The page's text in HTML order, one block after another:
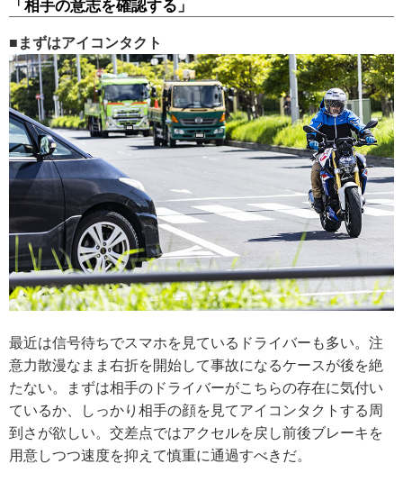
「相手の意志を確認する」
■まずはアイコンタクト
最近は信号待ちでスマホを見ているドライバーも多い。注
意力散漫なまま右折を開始して事故になるケースが後を絶
たない。まずは相手のドライバーがこちらの存在に気付い
ているか、しっかり相手の顔を見てアイコンタクトする周
到さが欲しい。交差点ではアクセルを戻し前後ブレーキを
用意しつつ速度を抑えて慎重に通過すべきだ。